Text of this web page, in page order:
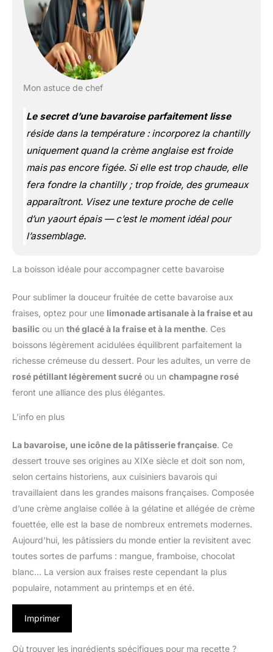
Mon astuce de chef
Le secret d’une bavaroise parfaitement lisse
réside dans la température : incorporez la chantilly
uniquement quand la crème anglaise est froide
mais pas encore figée. Si elle est trop chaude, elle
fera fondre la chantilly ; trop froide, des grumeaux
apparaîtront. Visez une texture proche de celle
d’un yaourt épais — c’est le moment idéal pour
l’assemblage.
La boisson idéale pour accompagner cette bavaroise
Pour sublimer la douceur fruitée de cette bavaroise aux
fraises, optez pour une limonade artisanale à la fraise et au
basilic ou un thé glacé à la fraise et à la menthe. Ces
boissons légèrement acidulées équilibrent parfaitement la
richesse crémeuse du dessert. Pour les adultes, un verre de
rosé pétillant légèrement sucré ou un champagne rosé
feront une alliance des plus élégantes.
L’info en plus
La bavaroise, une icône de la pâtisserie française. Ce
dessert trouve ses origines au XIXe siècle et doit son nom,
selon certains historiens, aux cuisiniers bavarois qui
travaillaient dans les grandes maisons françaises. Composée
d’une crème anglaise collée à la gélatine et allégée de crème
fouettée, elle est la base de nombreux entremets modernes.
Aujourd’hui, les pâtissiers du monde entier la revisitent avec
toutes sortes de parfums : mangue, framboise, chocolat
blanc… La version aux fraises reste cependant la plus
populaire, notamment au printemps et en été.
Imprimer
Où trouver les ingrédients spécifiques pour ma recette ?